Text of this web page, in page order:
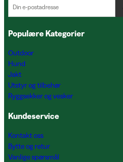
Populære Kategorier
Outdoor
Hund
Jakt
Utstyr og tilbehør
Ryggsekker og vesker
Kundeservice
Kontakt oss
Bytte og retur
Vanlige spørsmål